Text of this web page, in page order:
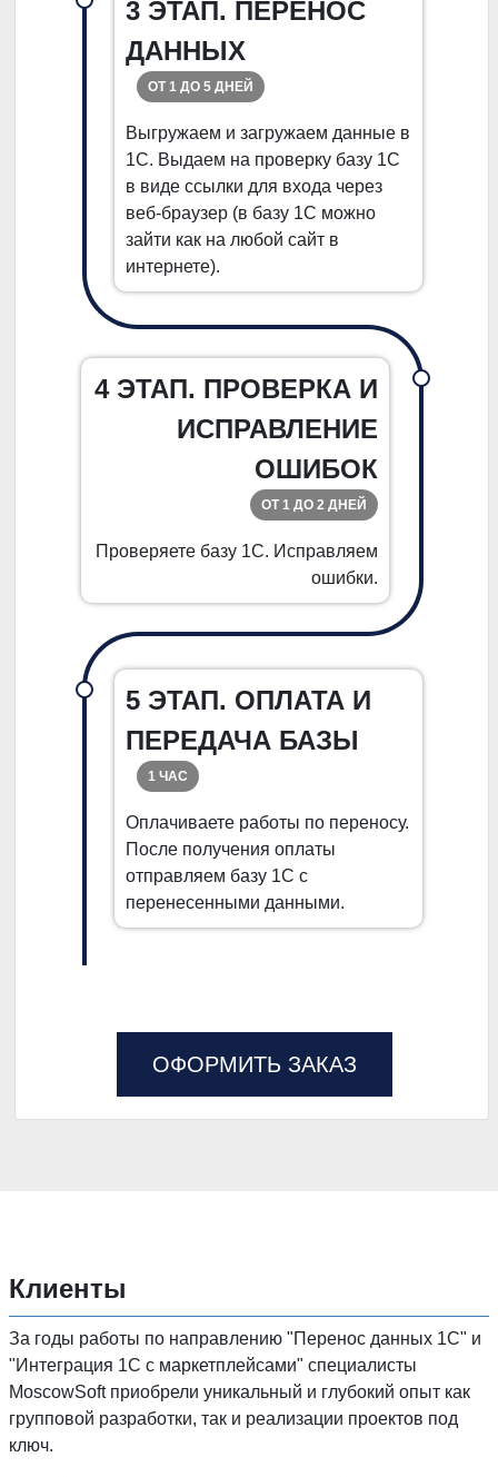
3 ЭТАП. ПЕРЕНОС
ДАННЫХ
ОТ 1 ДО 5 ДНЕЙ
Выгружаем и загружаем данные в
1С. Выдаем на проверку базу 1С
в виде ссылки для входа через
веб-браузер (в базу 1С можно
зайти как на любой сайт в
интернете).
4 ЭТАП. ПРОВЕРКА И
ИСПРАВЛЕНИЕ
ОШИБОК
ОТ 1 ДО 2 ДНЕЙ
Проверяете базу 1С. Исправляем
ошибки.
5 ЭТАП. ОПЛАТА И
ПЕРЕДАЧА БАЗЫ
1 ЧАС
Оплачиваете работы по переносу.
После получения оплаты
отправляем базу 1С с
перенесенными данными.
ОФОРМИТЬ ЗАКАЗ
Клиенты
За годы работы по направлению "Перенос данных 1C" и
"Интеграция 1С с маркетплейсами" специалисты
MoscowSoft приобрели уникальный и глубокий опыт как
групповой разработки, так и реализации проектов под
ключ.